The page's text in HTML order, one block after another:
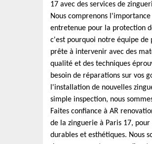
17 avec des services de
Nous comprenons
entretenue pour la protection
c'est pourquoi notre équipe de
prête à intervenir avec des
qualité et des techniques
besoin de réparations sur vos
l'installation de nouvelles
simple inspection, nous
Faites confiance à AR
de la zinguerie à Paris 17, pour
durables et esthétiques. Nous